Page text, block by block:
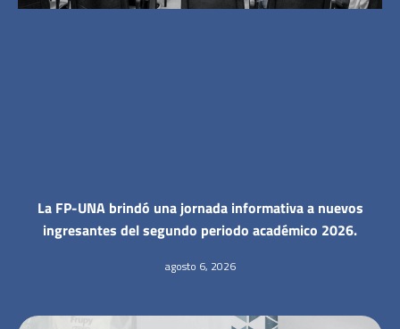
La FP-UNA brindó una jornada informativa a nuevos
ingresantes del segundo periodo académico 2026.
agosto 6, 2026